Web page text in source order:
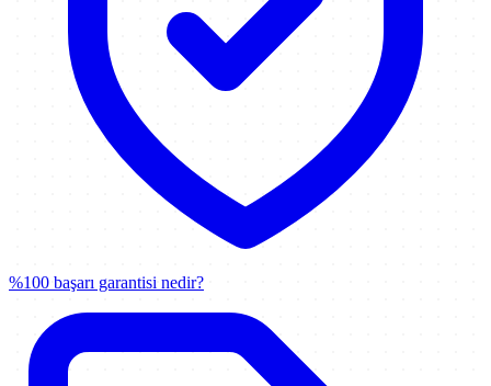
%100 başarı garantisi nedir?